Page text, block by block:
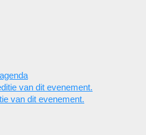
van dit evenement.
van dit evenement.